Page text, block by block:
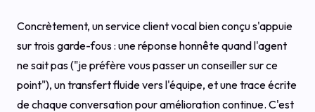
Concrètement, un service client vocal bien conçu s'appuie
sur trois garde-fous : une réponse honnête quand l'agent
ne sait pas ("je préfère vous passer un conseiller sur ce
point"), un transfert fluide vers l'équipe, et une trace écrite
de chaque conversation pour amélioration continue. C'est